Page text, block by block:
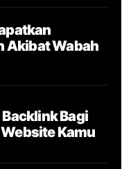
Akibat Wabah
Bagi
Kamu